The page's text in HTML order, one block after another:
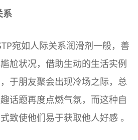
系
宛如人际关系润滑剂一般，善
尬状况，借助生动的生活实例
于朋友聚会出现冷场之际，总
话题再度点燃气氛，而这种自
致使他们易于获取他人好感 。